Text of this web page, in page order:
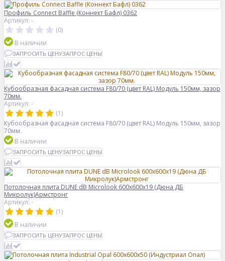
Профиль Connect Baffle (Коннект Бафл) 0362
Артикул: -
(0)
В наличии
ЗАПРОСИТЬ ЦЕНУЗАПРОС ЦЕНЫ
Кубообразная фасадная система F80/70 (цвет RAL) Модуль 150мм, зазор
70мм.
Артикул: -
(1)
Кубообразная фасадная система F80/70 (цвет RAL) Модуль 150мм, зазор
70мм.
В наличии
ЗАПРОСИТЬ ЦЕНУЗАПРОС ЦЕНЫ
Потолочная плита DUNE dB Microlook 600x600x19 (Дюна ДБ
Микролук)Армстронг
Артикул: -
(1)
В наличии
ЗАПРОСИТЬ ЦЕНУЗАПРОС ЦЕНЫ